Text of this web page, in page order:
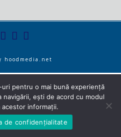
hoodmedia.net
pentru o mai bună experiență
ești de acord cu modul
informații.
de confidențialitate